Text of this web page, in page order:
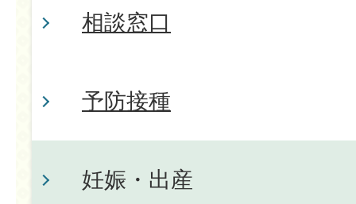
相談窓口
予防接種
妊娠・出産